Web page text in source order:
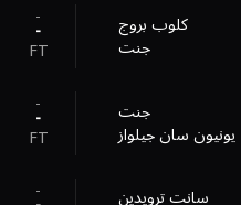
--
FT
كلوب بروج
جنت
--
FT
جنت
يونيون سان جيلواز
-